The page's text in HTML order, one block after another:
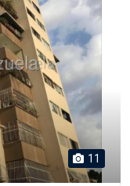
11